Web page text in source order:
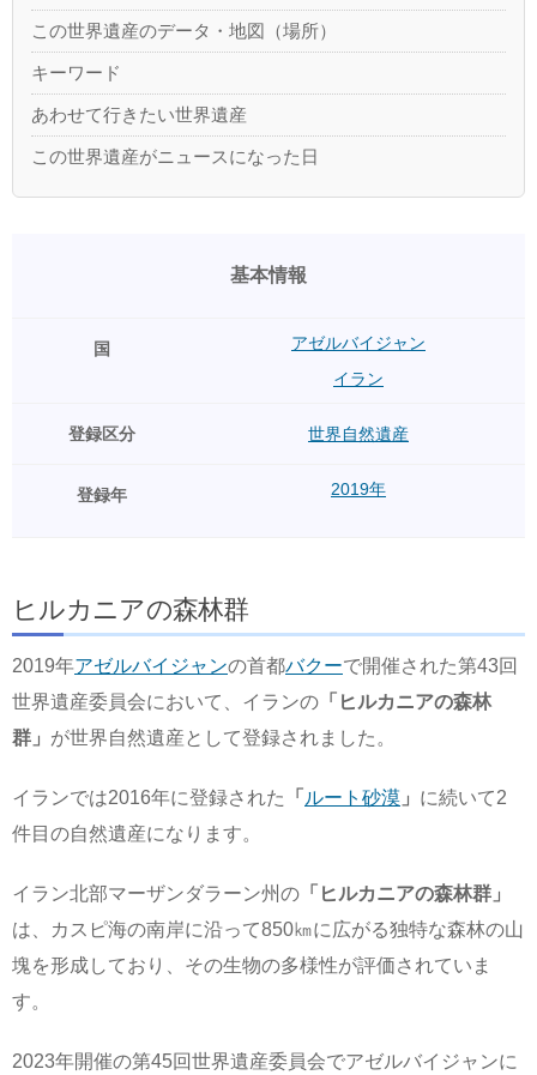
この世界遺産のデータ・地図（場所）
キーワード
あわせて行きたい世界遺産
この世界遺産がニュースになった日
基本情報
国
アゼルバイジャン
イラン
登録区分 世界自然遺産
登録年 2019年
ヒルカニアの森林群
2019年アゼルバイジャンの首都バクーで開催された第43回
世界遺産委員会において、イランの 「ヒルカニアの森林
群」 が世界自然遺産として登録されました。
イランでは2016年に登録された 「 ルート砂漠 」 に続いて2
件目の自然遺産になります。
イラン北部マーザンダラーン州の 「ヒルカニアの森林群」
は、カスピ海の南岸に沿って850㎞に広がる独特な森林の山
塊を形成しており、その生物の多様性が評価されていま
す。
2023年開催の第45回世界遺産委員会でアゼルバイジャンに